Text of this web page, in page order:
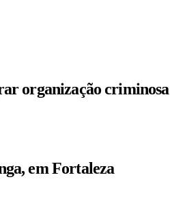
organização criminosa
em Fortaleza